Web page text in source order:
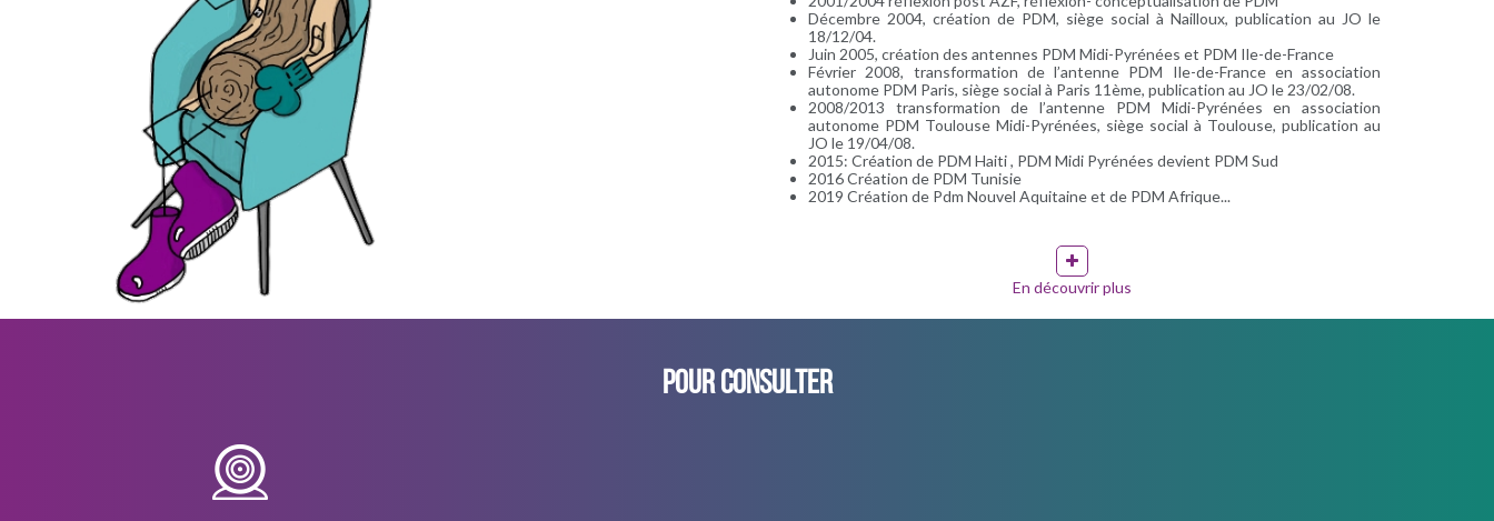
Décembre 2004, création de PDM, siège social à Nailloux, publication au JO le
18/12/04.
Juin 2005, création des antennes PDM Midi-Pyrénées et PDM Ile-de-France
Février 2008, transformation de l’antenne PDM Ile-de-France en association
autonome PDM Paris, siège social à Paris 11ème, publication au JO le 23/02/08.
2008/2013 transformation de l’antenne PDM Midi-Pyrénées en association
autonome PDM Toulouse Midi-Pyrénées, siège social à Toulouse, publication au
JO le 19/04/08.
2015: Création de PDM Haiti , PDM Midi Pyrénées devient PDM Sud
2016 Création de PDM Tunisie
2019 Création de Pdm Nouvel Aquitaine et de PDM Afrique...
En découvrir plus
POUR CONSULTER